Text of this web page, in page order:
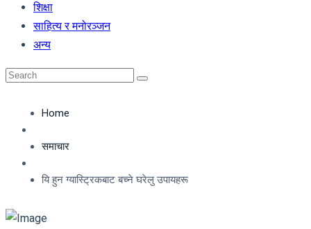
शिक्षा
साहित्य र मनोरञ्जन
अन्य
Home
समाचार
यि हुन ग्यास्ट्रिकबाट बच्ने घरेलु उपायहरू